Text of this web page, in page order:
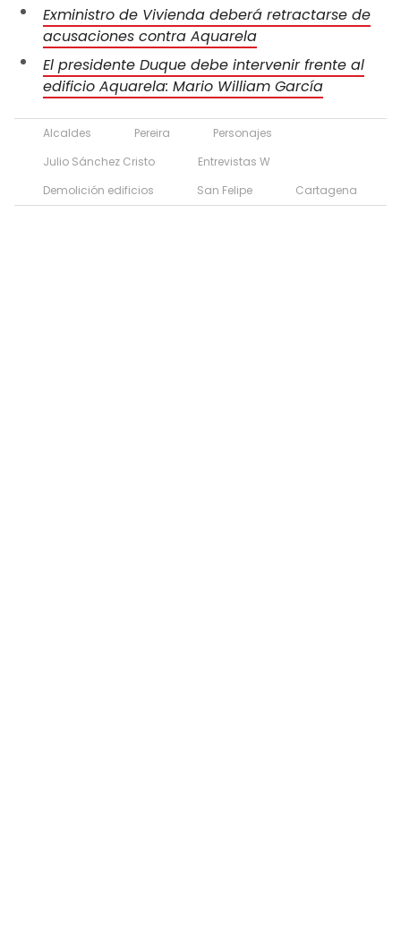
Exministro de Vivienda deberá retractarse de
acusaciones contra Aquarela
El presidente Duque debe intervenir frente al
edificio Aquarela: Mario William García
Alcaldes Pereira
Personajes
Julio Sánchez Cristo
Entrevistas W
Demolición edificios
San Felipe Cartagena